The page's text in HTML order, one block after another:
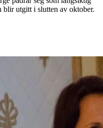
blir utgitt i slutten av oktober.